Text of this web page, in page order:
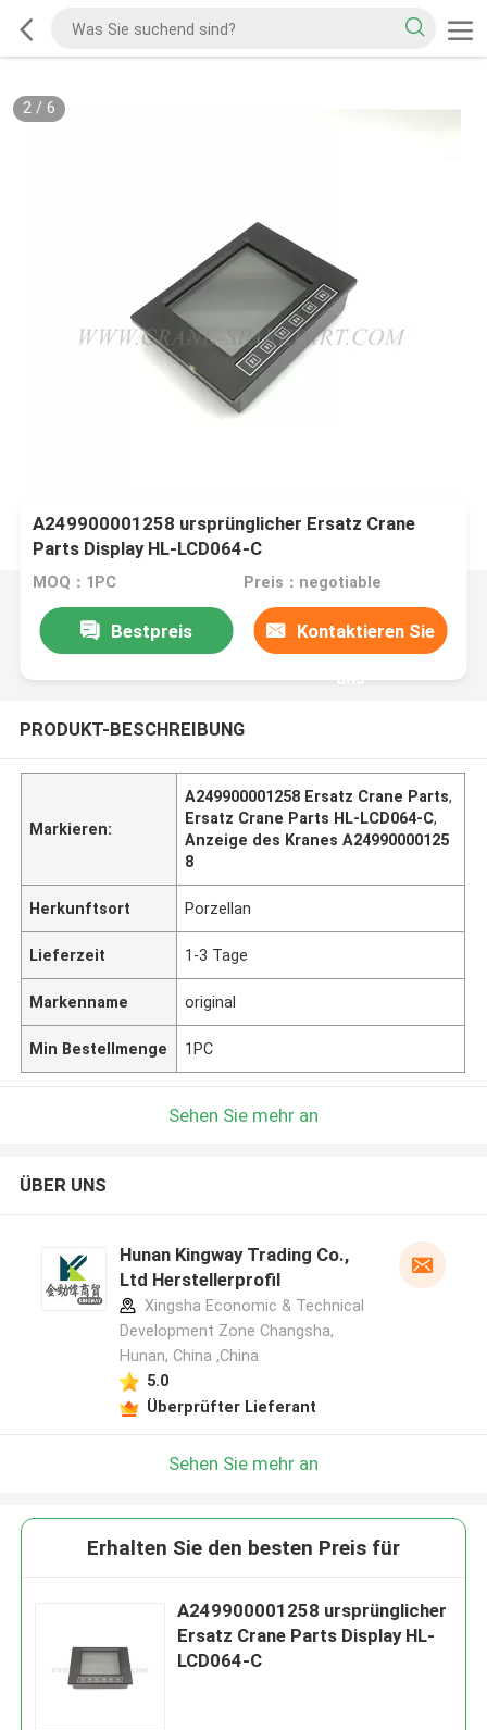
2/ 6
A249900001258 ursprünglicher Ersatz Crane
Parts Display HL-LCD064-C
MOQ：1PC Preis：negotiable
Bestpreis Kontaktieren Sie
uns
PRODUKT-BESCHREIBUNG
Markieren:
A249900001258 Ersatz Crane Parts,
Ersatz Crane Parts HL-LCD064-C,
Anzeige des Kranes A24990000125
8
Herkunftsort Porzellan
Lieferzeit 1-3 Tage
Markenname original
Min Bestellmenge 1PC
Sehen Sie mehr an
ÜBER UNS
Hunan Kingway Trading Co.,
Ltd Herstellerprofil
Xingsha Economic & Technical
Development Zone Changsha,
Hunan, China ,China
5.0
Überprüfter Lieferant
Sehen Sie mehr an
Erhalten Sie den besten Preis für
A249900001258 ursprünglicher
Ersatz Crane Parts Display HL-
LCD064-C